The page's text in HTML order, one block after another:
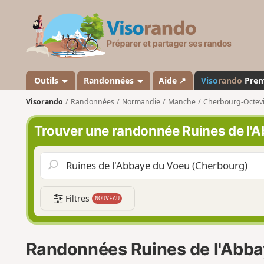
s
a
n
d
o
Outils Randonnées Aide ↗ Visorando
Visorando Randonnées Normandie Manche Cherbourg-
Trouver une randonnée Ruines de
Filtres NOUVEAU
Randonnées Ruines de